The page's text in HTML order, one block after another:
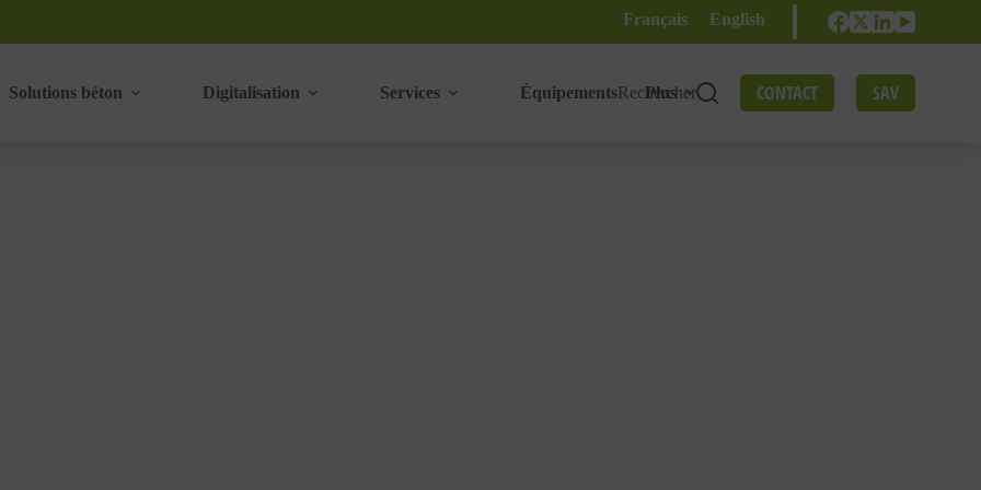
Français English
Solutions béton Digitalisation Services Équipements Plus
Rechercher CONTACT SAV